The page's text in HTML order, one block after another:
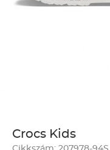
Crocs Kids